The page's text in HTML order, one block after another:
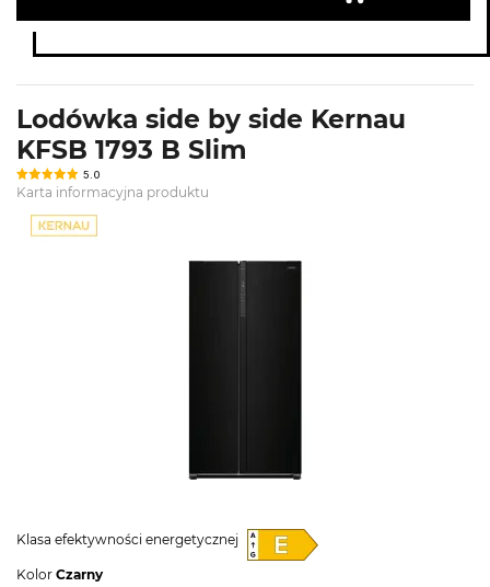
Lodówka side by side Kernau
KFSB 1793 B Slim
5.0
Karta informacyjna produktu
Klasa efektywności energetycznej
Kolor Czarny